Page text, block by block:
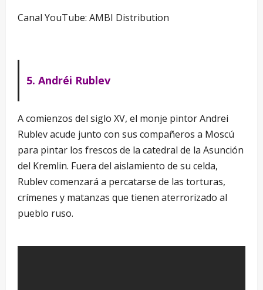
Canal YouTube: AMBI Distribution
5. Andréi Rublev
A comienzos del siglo XV, el monje pintor Andrei
Rublev acude junto con sus compañeros a Moscú
para pintar los frescos de la catedral de la Asunción
del Kremlin. Fuera del aislamiento de su celda,
Rublev comenzará a percatarse de las torturas,
crímenes y matanzas que tienen aterrorizado al
pueblo ruso.